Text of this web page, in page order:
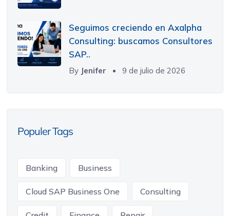
Seguimos creciendo en Axalpha
Consulting: buscamos Consultores
SAP..
By Jenifer 9 de julio de 2026
Populer Tags
Banking Business
Cloud SAP Business One Consulting